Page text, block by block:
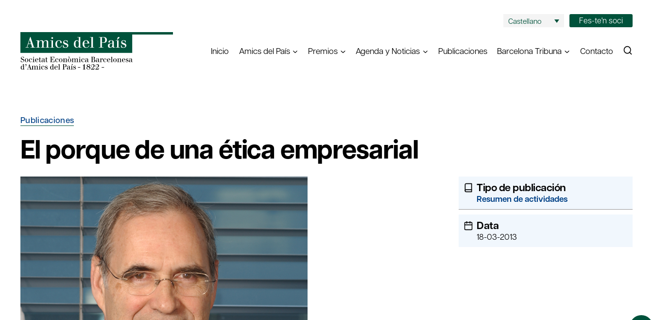
contenido
Castellano Fes-te'n soci
Inicio Amics del País Premios Agenda y Noticias Publicaciones Barcelona Tribuna Contacto
Publicaciones
El porque de una ética empresarial
Tipo de publicación
Resumen de actividades
Data
18-03-2013